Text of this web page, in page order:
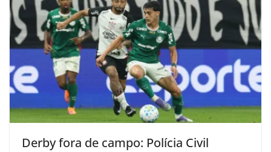
Derby fora de campo: Polícia Civil